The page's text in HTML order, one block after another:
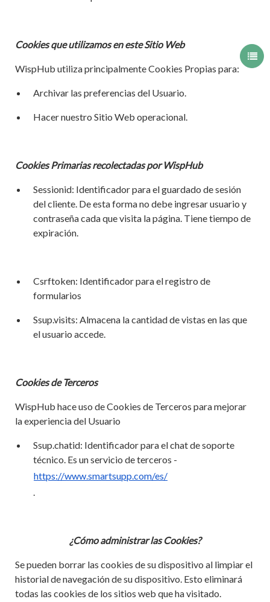
Cookies que utilizamos en este Sitio Web
WispHub utiliza principalmente Cookies Propias para:
Archivar las preferencias del Usuario.
Hacer nuestro Sitio Web operacional.
Cookies Primarias recolectadas por WispHub
Sessionid: Identificador para el guardado de sesión
del cliente. De esta forma no debe ingresar usuario y
contraseña cada que visita la página. Tiene tiempo de
expiración.
Csrftoken: Identificador para el registro de
formularios
Ssup.visits: Almacena la cantidad de vistas en las que
el usuario accede.
Cookies de Terceros
WispHub hace uso de Cookies de Terceros para mejorar
la experiencia del Usuario
Ssup.chatid: Identificador para el chat de soporte
técnico. Es un servicio de terceros -
https://www.smartsupp.com/es/
.
¿Cómo administrar las Cookies?
Se pueden borrar las cookies de su dispositivo al limpiar el
historial de navegación de su dispositivo. Esto eliminará
todas las cookies de los sitios web que ha visitado.